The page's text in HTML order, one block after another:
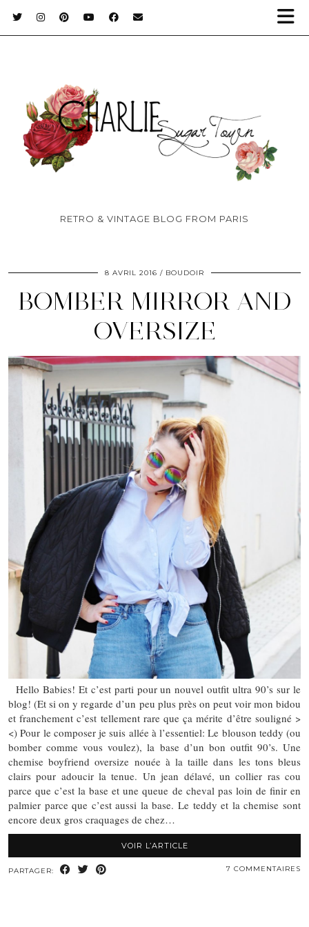
RETRO & VINTAGE BLOG FROM PARIS
8 AVRIL 2016 BOUDOIR
BOMBER MIRROR AND
OVERSIZE
Hello Babies! Et c’est parti pour un nouvel outfit ultra 90’s sur le
blog! (Et si on y regarde d’un peu plus près on peut voir mon bidou
et franchement c’est tellement rare que ça mérite d’être souligné >
<) Pour le composer je suis allée à l’essentiel: Le blouson teddy (ou
bomber comme vous voulez), la base d’un bon outfit 90’s. Une
chemise boyfriend oversize nouée à la taille dans les tons bleus
clairs pour adoucir la tenue. Un jean délavé, un collier ras cou
parce que c’est la base et une queue de cheval pas loin de finir en
palmier parce que c’est aussi la base. Le teddy et la chemise sont
encore deux gros craquages de chez…
VOIR L’ARTICLE
PARTAGER: 7 COMMENTAIRES